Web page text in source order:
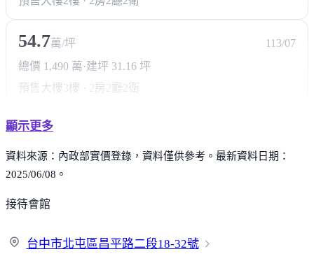
54.7萬/坪
113/07
總價 1,490 萬 ·建坪 31.16 坪
預售大樓 3樓 · 2房2廳2衛
顯示更多
資料來源：內政部實價登錄，資料僅供參考。最新資料日期：
2025/06/08。
接待會館
台中市北屯區昌平路二段18-32號